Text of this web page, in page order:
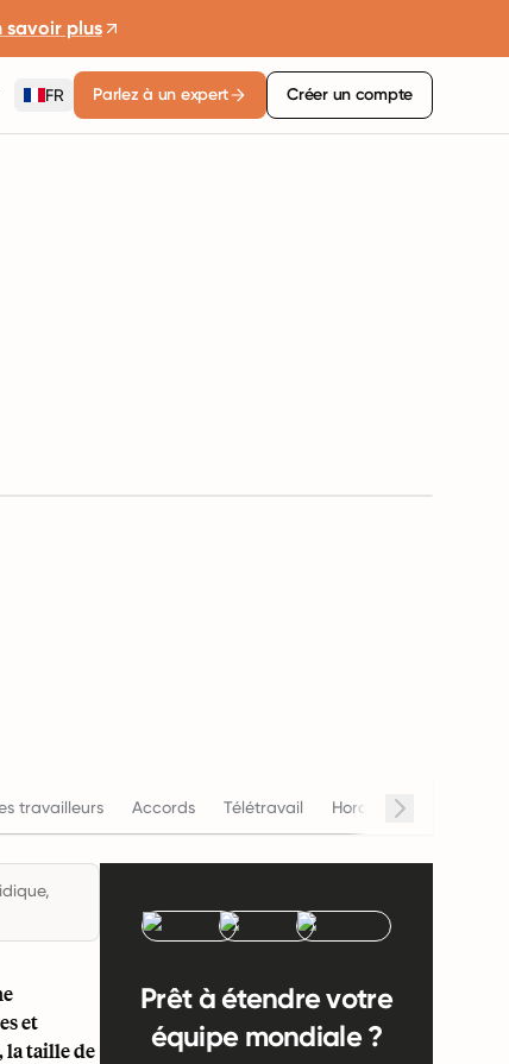
savoir plus
FR Parlez à un expert Créer un compte
travailleurs Accords Télétravail Horaires de travail
et
la taille de
Prêt à étendre votre
équipe mondiale ?